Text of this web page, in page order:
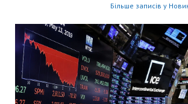
Більше записів у